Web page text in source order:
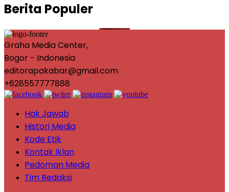
Berita Populer
Graha Media Center,
Bogor - Indonesia
editorapakabar@gmail.com
+628557777888
Hak Jawab
Histori Media
Kode Etik
Kontak Iklan
Pedoman Media
Tim Redaksi